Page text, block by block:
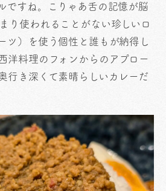
ですね。こりゃあ舌の記憶が脳
り使われることがない珍しいロ
ツ）を使う個性と誰もが納得し
洋料理のフォンからのアプロー
行き深くて素晴らしいカレーだ